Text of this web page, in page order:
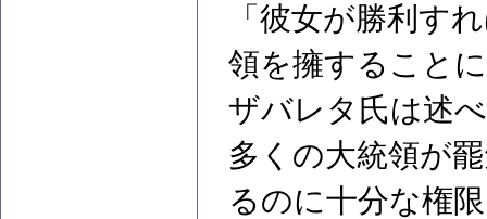
「彼女が勝利す
領を擁すること
ザバレタ氏は述
多くの大統領が
るのに十分な権